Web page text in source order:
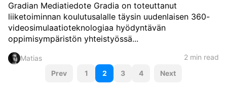
Gradian Mediatiedote Gradia on toteuttanut
liiketoiminnan koulutusalalle täysin uudenlaisen 360-
videosimulaatioteknologiaa hyödyntävän
oppimisympäristön yhteistyössä...
Matias 2 min read
P
Prev 1 2 3 4 Next